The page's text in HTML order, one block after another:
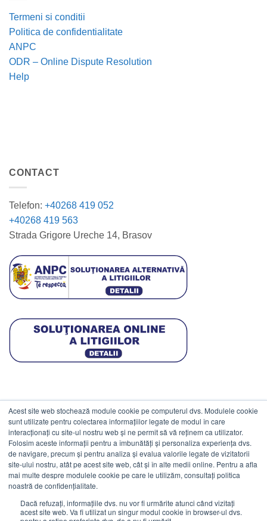
Acest site web stochează module cookie pe computerul dvs. Modulele cookie
sunt utilizate pentru colectarea informațiilor legate de modul în care
interacționați cu site-ul nostru web și ne permit să vă reținem ca utilizator.
Folosim aceste informații pentru a îmbunătăți și personaliza experiența dvs.
de navigare, precum și pentru analiza și evalua valorile legate de vizitatorii
site-ului nostru, atât pe acest site web, cât și în alte medii online. Pentru a afla
mai multe despre modulele cookie pe care le utilizăm, consultați politica
noastră de confidențialitate.
Dacă refuzați, informațiile dvs. nu vor fi urmărite atunci când vizitați
acest site web. Va fi utilizat un singur modul cookie în browser-ul dvs.
Termeni si conditii
Politica de confidentialitate
ANPC
ODR – Online Dispute Resolution
Help
CONTACT
Telefon: +40268 419 052
+40268 419 563
Strada Grigore Ureche 14, Brasov
DATE COMERCIALE
ESTICO S.R.L.
CIF: RO1094402.
Reg.Com: J08/469/1991.